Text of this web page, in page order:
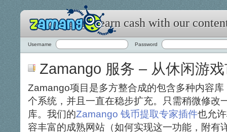
Zamango: earn cash with our
Username Password
Zamango 服务 – 从休闲游
Zamango项目是多方整合成的包含多种内容
个系统，并且一直在稳步扩充。只需稍微修改
库。我们的Zamango 钱币提取专家插件也允
容丰富的成熟网站（如何实现这一功能，附有